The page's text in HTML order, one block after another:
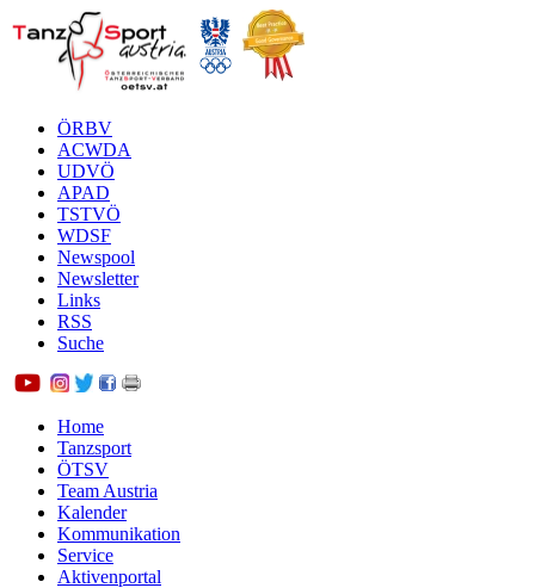
ÖRBV
ACWDA
UDVÖ
APAD
TSTVÖ
WDSF
Newspool
Newsletter
Links
RSS
Suche
Home
Tanzsport
ÖTSV
Team Austria
Kalender
Kommunikation
Service
Aktivenportal